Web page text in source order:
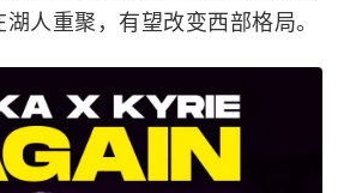
人重聚，有望改变西部格局。